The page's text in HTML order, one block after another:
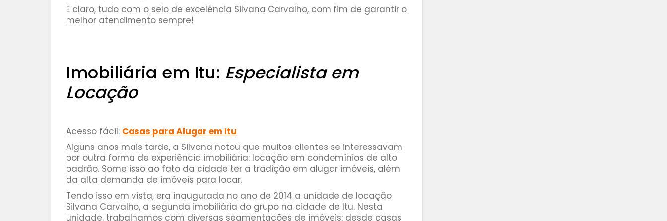
E claro, tudo com o selo de excelência Silvana Carvalho, com fim de garantir o
melhor atendimento sempre!
Imobiliária em Itu: Especialista em
Locação
Acesso fácil: Casas para Alugar em Itu
Alguns anos mais tarde, a Silvana notou que muitos clientes se interessavam
por outra forma de experiência imobiliária: locação em condomínios de alto
padrão. Some isso ao fato da cidade ter a tradição em alugar imóveis, além
da alta demanda de imóveis para locar.
Tendo isso em vista, era inaugurada no ano de 2014 a unidade de locação
Silvana Carvalho, a segunda imobiliária do grupo na cidade de Itu. Nesta
unidade, trabalhamos com diversas segmentações de imóveis: desde casas